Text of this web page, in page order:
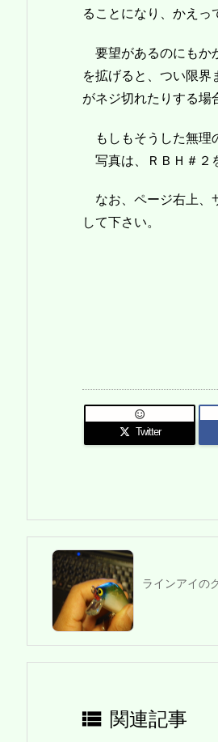
ることになり、かえっ
要望があるのにもか
を拡げると、つい限
がネジ切れたりする場
もしもそうした無理
写真は、ＲＢＨ＃２
なお、ページ右上、
して下さい。
Twitter

ラインアイの
 関連記事